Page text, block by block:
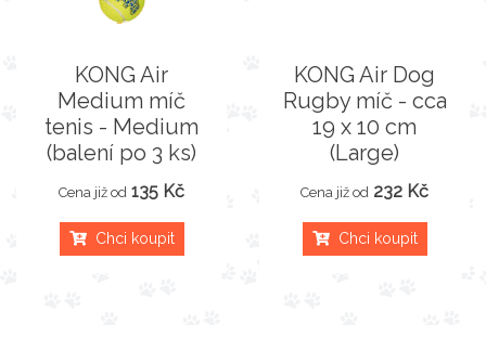
KONG Air
Medium míč
tenis - Medium
(balení po 3 ks)
Cena již od 135 Kč
Chci koupit
KONG Air Dog
Rugby míč - cca
19 x 10 cm
(Large)
Cena již od 232 Kč
Chci koupit